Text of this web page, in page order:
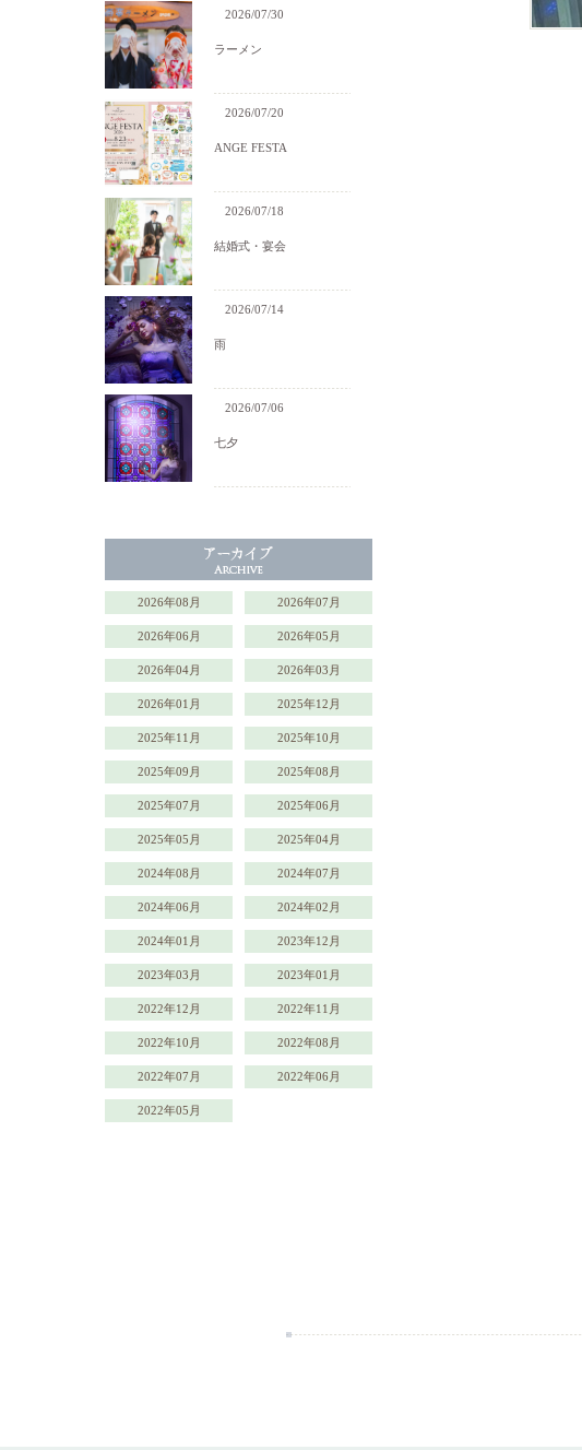
2026/07/30
ラーメン
2026/07/20
ANGE FESTA
2026/07/18
結婚式・宴会
2026/07/14
雨
2026/07/06
七夕
2026年08月 2026年07月
2026年06月 2026年05月
2026年04月 2026年03月
2026年01月 2025年12月
2025年11月 2025年10月
2025年09月 2025年08月
2025年07月 2025年06月
2025年05月 2025年04月
2024年08月 2024年07月
2024年06月 2024年02月
2024年01月 2023年12月
2023年03月 2023年01月
2022年12月 2022年11月
2022年10月 2022年08月
2022年07月 2022年06月
2022年05月